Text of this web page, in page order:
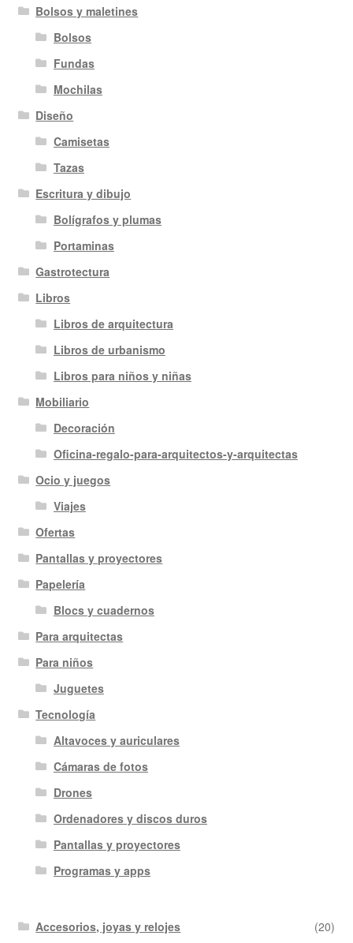
Bolsos y maletines
Bolsos
Fundas
Mochilas
Diseño
Camisetas
Tazas
Escritura y dibujo
Bolígrafos y plumas
Portaminas
Gastrotectura
Libros
Libros de arquitectura
Libros de urbanismo
Libros para niños y niñas
Mobiliario
Decoración
Oficina-regalo-para-arquitectos-y-arquitectas
Ocio y juegos
Viajes
Ofertas
Pantallas y proyectores
Papelería
Blocs y cuadernos
Para arquitectas
Para niños
Juguetes
Tecnología
Altavoces y auriculares
Cámaras de fotos
Drones
Ordenadores y discos duros
Pantallas y proyectores
Programas y apps
Accesorios, joyas y relojes
(20)